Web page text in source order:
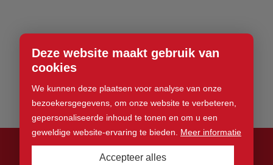
Deze website maakt gebruik van
cookies
We kunnen deze plaatsen voor analyse van onze
bezoekersgegevens, om onze website te verbeteren,
gepersonaliseerde inhoud te tonen en om u een
geweldige website-ervaring te bieden. Meer informatie
Accepteer alles
© 2026 Wild Store. Alle rechten voorbehouden